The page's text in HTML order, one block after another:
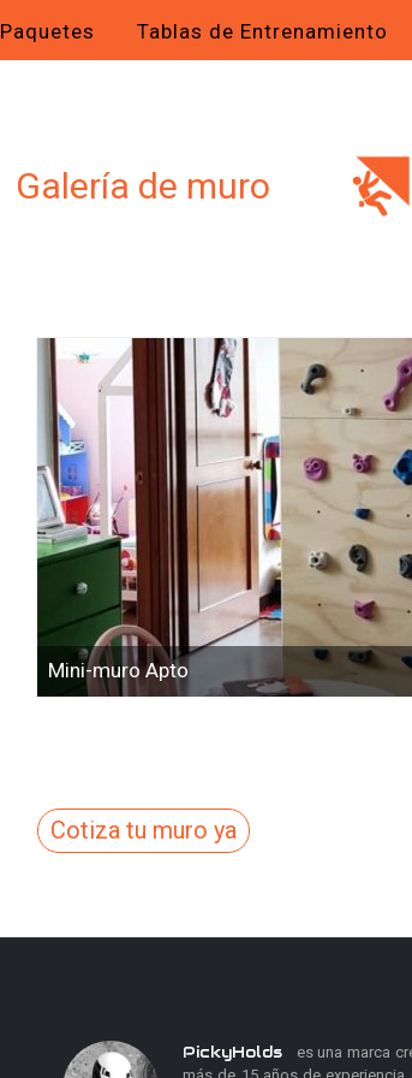
Paquetes Tablas de Entrenamiento
Galería de muro
Mini-muro Apto
Cotiza tu muro ya
PickyHolds es una marca